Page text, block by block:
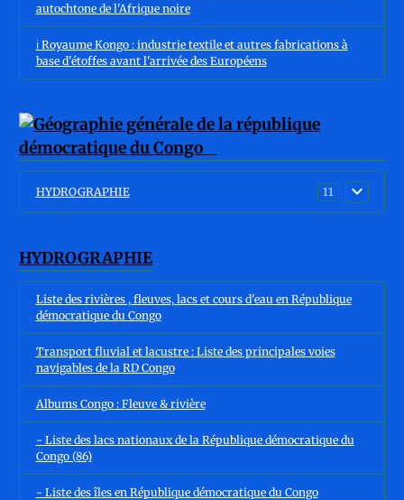
autochtone de l'Afrique noire
ℹ️ Royaume Kongo : industrie textile et autres fabrications à
base d'étoffes avant l'arrivée des Européens
HYDROGRAPHIE 11
HYDROGRAPHIE
Liste des rivières , fleuves, lacs et cours d'eau en République
démocratique du Congo
Transport fluvial et lacustre : Liste des principales voies
navigables de la RD Congo
Albums Congo : Fleuve & rivière
- Liste des lacs nationaux de la République démocratique du
Congo (86)
- Liste des îles en République démocratique du Congo